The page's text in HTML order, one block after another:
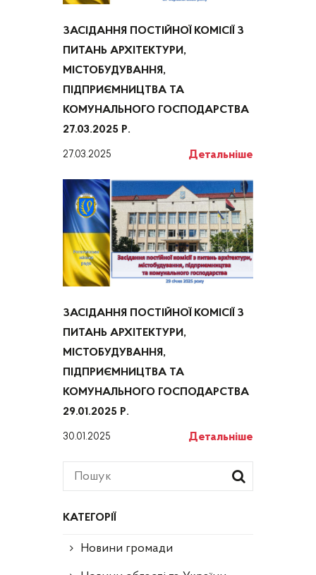
КАТЕГОРІЇ
Новини громади
ЗАСІДАННЯ ПОСТІЙНОЇ КОМІСІЇ З
ПИТАНЬ АРХІТЕКТУРИ,
МІСТОБУДУВАННЯ,
ПІДПРИЄМНИЦТВА ТА
КОМУНАЛЬНОГО ГОСПОДАРСТВА
27.03.2025 Р.
27.03.2025 Детальніше
ЗАСІДАННЯ ПОСТІЙНОЇ КОМІСІЇ З
ПИТАНЬ АРХІТЕКТУРИ,
МІСТОБУДУВАННЯ,
ПІДПРИЄМНИЦТВА ТА
КОМУНАЛЬНОГО ГОСПОДАРСТВА
29.01.2025 Р.
30.01.2025 Детальніше